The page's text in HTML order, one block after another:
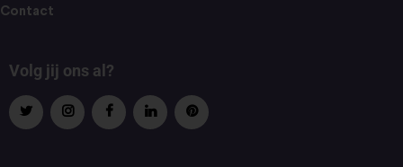
Contact
Volg jij ons al?